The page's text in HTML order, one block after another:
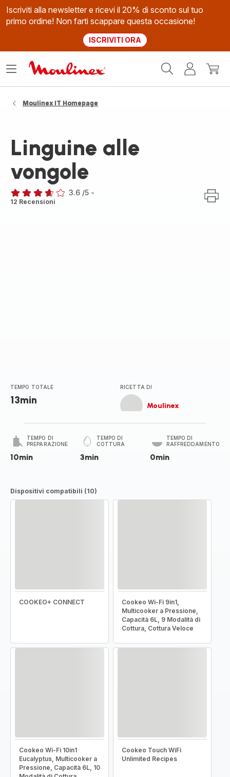
Iscriviti alla newsletter e ricevi il 20% di sconto sul tuo
primo ordine! Non farti scappare questa occasione!
ISCRIVITI ORA
Il
Apri
Moulinex IT Homepage
Linguine alle
vongole
ratings.3.6
3.6 /5 -
12 Recensioni
TEMPO TOTALE
13min
RICETTA DI
Moulinex
TEMPO DI
PREPARAZIONE
10min
TEMPO DI
COTTURA
3min
TEMPO DI
RAFFREDDAMENTO
0min
Dispositivi compatibili (10)
COOKEO+ CONNECT
Cookeo Wi-Fi 9in1,
Multicooker a Pressione,
Capacità 6L, 9 Modalità di
Cottura, Cottura Veloce
Cookeo Wi-Fi 10in1
Eucalyptus, Multicooker a
Pressione, Capacità 6L, 10
Cookeo Touch WiFi
Unlimited Recipes